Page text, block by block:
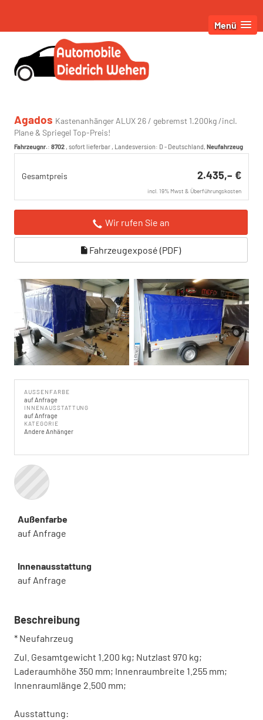
Menü
Agados Kastenanhänger ALUX 26 / gebremst 1.200kg /incl.
Plane & Spriegel Top-Preis!
Fahrzeugnr.: 8702 , sofort lieferbar , Landesversion: D - Deutschland, Neufahrzeug
Gesamtpreis 2.435,– €
incl. 19% Mwst & Überführungskosten
Wir rufen Sie an
Fahrzeugexposé (PDF)
AUSSENFARBE
auf Anfrage
INNENAUSSTATTUNG
auf Anfrage
KATEGORIE
Andere Anhänger
Außenfarbe
auf Anfrage
Innenausstattung
auf Anfrage
Beschreibung
* Neufahrzeug
Zul. Gesamtgewicht 1.200 kg; Nutzlast 970 kg;
Laderaumhöhe 350 mm; Innenraumbreite 1.255 mm;
Innenraumlänge 2.500 mm;
Ausstattung: